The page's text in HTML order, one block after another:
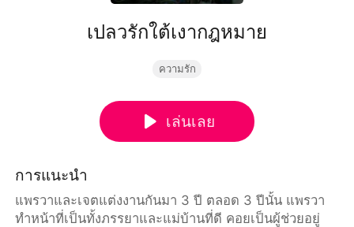
เปลวรักใต้เงากฎหมาย
ความรัก
เล่นเลย
การแนะนำ
แพรวาและเจตแต่งงานกันมา 3 ปี ตลอด 3 ปีนั้น แพรวา
ทำหน้าที่เป็นทั้งภรรยาและแม่บ้านที่ดี คอยเป็นผู้ช่วยอยู่